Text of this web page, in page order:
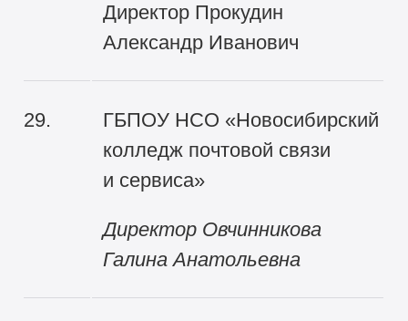
Директор Прокудин
Александр Иванович
29.
ГБПОУ НСО «Новосибирский
колледж почтовой связи
и сервиса»
Директор Овчинникова
Галина Анатольевна